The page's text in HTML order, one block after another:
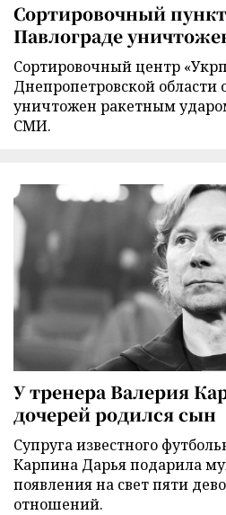
Сортировочный
Павлограде
Сортировочный центр
Днепропетровской области
уничтожен ракетным
СМИ.
У тренера Валерия
дочерей родился сын
Супруга известного
Карпина Дарья подарила
появления на свет пяти
отношений.